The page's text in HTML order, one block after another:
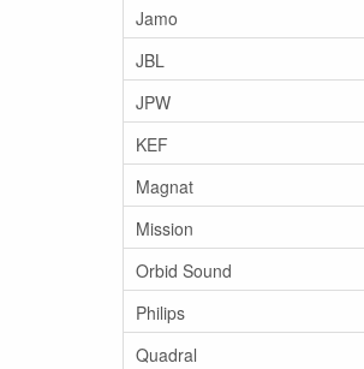
Jamo
JBL
JPW
KEF
Magnat
Mission
Orbid Sound
Philips
Quadral